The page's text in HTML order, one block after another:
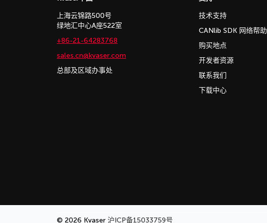
上海云锦路500号
绿地汇中心A座522室
+86-21-64283768
sales.cn@kvaser.com
总部及区域办事处
技术支持
CANlib SDK 网络帮助
购买地点
开发者资源
联系我们
下载中心
© 2026 Kvaser 沪ICP备15033759号